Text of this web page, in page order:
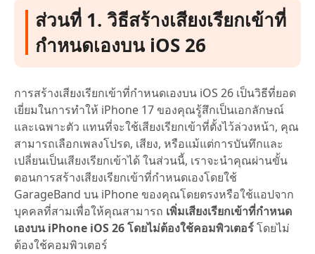
ส่วนที่ 1. วิธีสร้างเสียงเรียกเข้าที่
กำหนดเองบน iOS 26
การสร้างเสียงเรียกเข้าที่กำหนดเองบน iOS 26 เป็นวิธีที่ยอด
เยี่ยมในการทำให้ iPhone 17 ของคุณรู้สึกเป็นเอกลักษณ์
และเฉพาะตัว แทนที่จะใช้เสียงเรียกเข้าที่ตั้งไว้ล่วงหน้า, คุณ
สามารถเลือกเพลงโปรด, เสียง, หรือแม้แต่การบันทึกและ
เปลี่ยนเป็นเสียงเรียกเข้าได้ ในส่วนนี้, เราจะนำคุณผ่านขั้น
ตอนการสร้างเสียงเรียกเข้าที่กำหนดเองโดยใช้
GarageBand บน iPhone ของคุณโดยตรงหรือใช้แอปจาก
บุคคลที่สามเพื่อให้คุณสามารถ เพิ่มเสียงเรียกเข้าที่กำหนด
เองบน iPhone iOS 26 โดยไม่ต้องใช้คอมพิวเตอร์โดยไม่
ต้องใช้คอมพิวเตอร์